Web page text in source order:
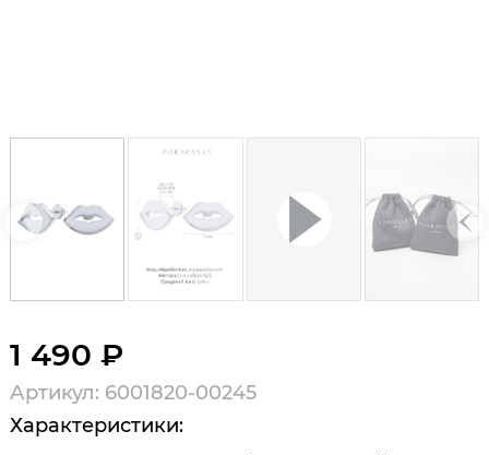
1 490 ₽
Артикул: 6001820-00245
Характеристики: